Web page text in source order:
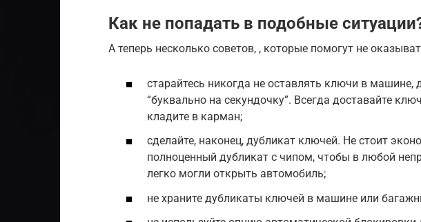
Как не попадать в подобные
А теперь несколько советов, , которые помогут не
старайтесь никогда не оставлять ключи в машине,
“буквально на секундочку”. Всегда доставайте
кладите в карман;
сделайте, наконец, дубликат ключей. Не стоит
полноценный дубликат с чипом, чтобы в любой
легко могли открыть автомобиль;
не храните дубликаты ключей в машине или